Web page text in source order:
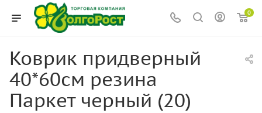
0
Коврик придверный
40*60см резина
Паркет черный (20)